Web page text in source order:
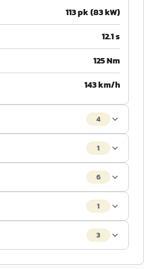
113 pk (83 kW)
12.1 s
125 Nm
143 km/h
4
1
6
1
3